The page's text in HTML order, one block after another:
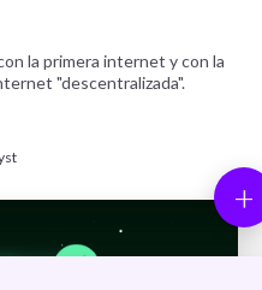
la primera internet y con la
"descentralizada".
+